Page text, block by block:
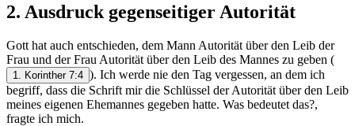
2. Ausdruck gegenseitiger Autorität
Gott hat auch entschieden, dem Mann Autorität über den Leib der
Frau und der Frau Autorität über den Leib des Mannes zu geben (
1. Korinther 7:4 ). Ich werde nie den Tag vergessen, an dem ich
begriff, dass die Schrift mir die Schlüssel der Autorität über den Leib
meines eigenen Ehemannes gegeben hatte. Was bedeutet das?,
fragte ich mich.